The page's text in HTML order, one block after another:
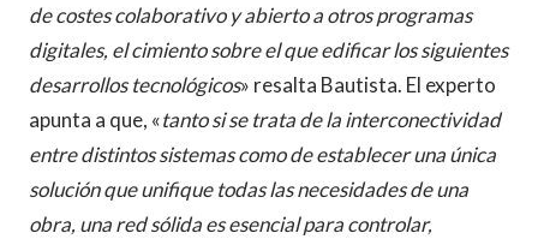
de costes colaborativo y abierto a otros programas
digitales, el cimiento sobre el que edificar los siguientes
desarrollos tecnológicos» resalta Bautista. El experto
apunta a que, «tanto si se trata de la interconectividad
entre distintos sistemas como de establecer una única
solución que unifique todas las necesidades de una
obra, una red sólida es esencial para controlar,